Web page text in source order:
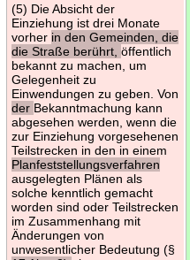
(5) Die Absicht der
Einziehung ist drei Monate
vorher in den Gemeinden, die
die Straße berührt, öffentlich
bekannt zu machen, um
Gelegenheit zu
Einwendungen zu geben. Von
der Bekanntmachung kann
abgesehen werden, wenn die
zur Einziehung vorgesehenen
Teilstrecken in den in einem
Planfeststellungsverfahren
ausgelegten Plänen als
solche kenntlich gemacht
worden sind oder Teilstrecken
im Zusammenhang mit
Änderungen von
unwesentlicher Bedeutung (§